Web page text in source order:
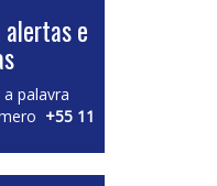
alertas e
palavra
+55 11